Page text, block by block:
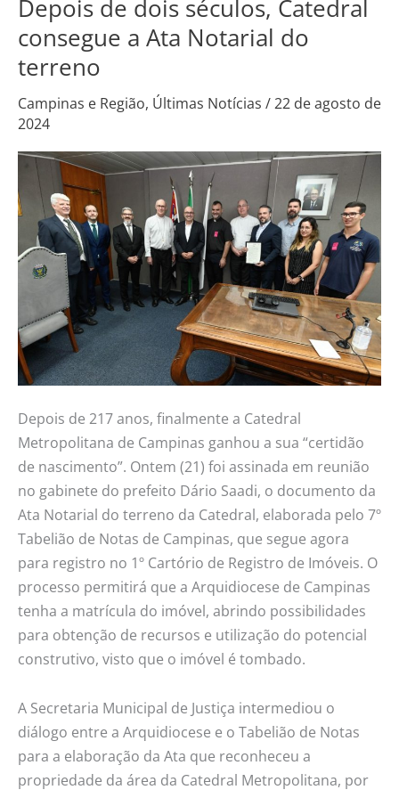
Depois de dois séculos, Catedral
consegue a Ata Notarial do
terreno
Campinas e Região, Últimas Notícias /22 de agosto de
2024
Depois de 217 anos, finalmente a Catedral
Metropolitana de Campinas ganhou a sua “certidão
de nascimento”. Ontem (21) foi assinada em reunião
no gabinete do prefeito Dário Saadi, o documento da
Ata Notarial do terreno da Catedral, elaborada pelo 7º
Tabelião de Notas de Campinas, que segue agora
para registro no 1º Cartório de Registro de Imóveis. O
processo permitirá que a Arquidiocese de Campinas
tenha a matrícula do imóvel, abrindo possibilidades
para obtenção de recursos e utilização do potencial
construtivo, visto que o imóvel é tombado.
A Secretaria Municipal de Justiça intermediou o
diálogo entre a Arquidiocese e o Tabelião de Notas
para a elaboração da Ata que reconheceu a
propriedade da área da Catedral Metropolitana, por
Depois
dois
séculos,
Catedral
consegue
a
Ata
Notarial
do
terreno